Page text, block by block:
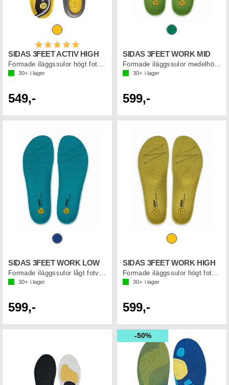
Betyg:
SIDAS 3FEET ACTIV HIGH
Formade iläggssulor högt fotvalv
30+ i lager
549,-
SIDAS 3FEET WORK MID
Formade iläggssulor medelhögt fotvalv
30+ i lager
599,-
SIDAS 3FEET WORK LOW
30+ i lager
599,-
SIDAS 3FEET WORK HIGH
30+ i lager
599,-
50%